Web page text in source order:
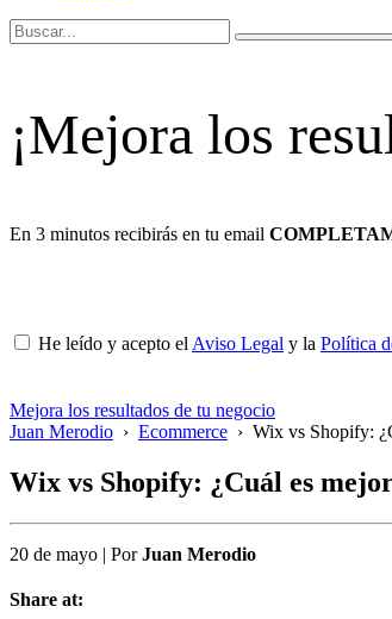
¡Mejora los
En 3 minutos recibirás en tu email
He leído y acepto el Aviso Legal y la Política
Mejora los resultados de tu negocio
Juan Merodio › Ecommerce › Wix vs Shopify:
Wix vs Shopify: ¿Cuál es
20 de mayo | PorJuan Merodio
Share at: